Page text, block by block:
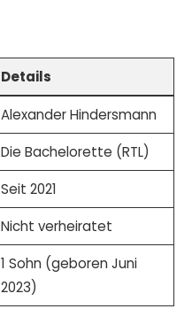
Details
Alexander Hindersmann
Die Bachelorette (RTL)
Seit 2021
Nicht verheiratet
1 Sohn (geboren Juni
2023)